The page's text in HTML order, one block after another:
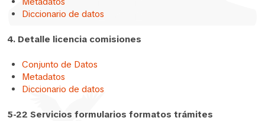
Diccionario de datos
4. Detalle licencia comisiones
Conjunto de Datos
Metadatos
Diccionario de datos
5-22 Servicios formularios formatos trámites